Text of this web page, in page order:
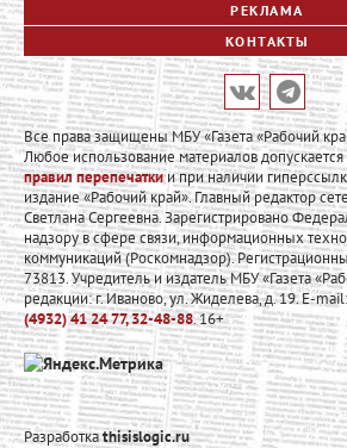
РЕКЛАМА
КОНТАКТЫ
Все права защищены МБУ «Газета «Рабочий
Любое использование материалов
правил перепечаткии при наличии
издание «Рабочий край». Главный редактор
Светлана Сергеевна. Зарегистрировано
надзору в сфере связи, информационных
коммуникаций (Роскомнадзор).
73813. Учредитель и издатель МБУ «Газета
редакции: г. Иваново, ул. Жиделева, д. 19. E-
(4932) 41 24 77, 32-48-88. 16+
Разработкаthisislogic.ru